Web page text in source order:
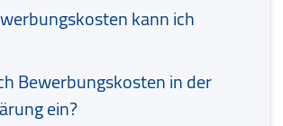
kann ich
Bewerbungskosten in der
ein?